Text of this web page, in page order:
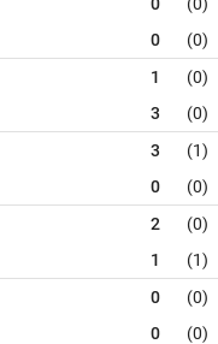
0 (0)
1
(0)
3 (0)
3
(1)
0 (0)
2
(0)
1 (1)
0
(0)
0 (0)